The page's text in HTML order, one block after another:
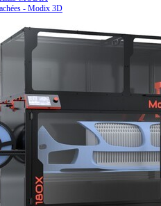
- Modix 3D